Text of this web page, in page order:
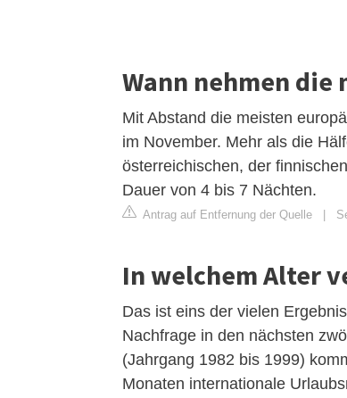
Wann nehmen die
Mit Abstand die meisten
im November. Mehr als die
österreichischen, der
Dauer von 4 bis 7 Nächten.
Antrag auf Entfernung der Quelle
In welchem Alter
Das ist eins der vielen
Nachfrage in den nächsten
(Jahrgang 1982 bis 1999)
Monaten internationale